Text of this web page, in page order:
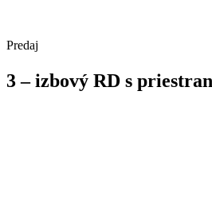
Predaj
3 – izbový RD s